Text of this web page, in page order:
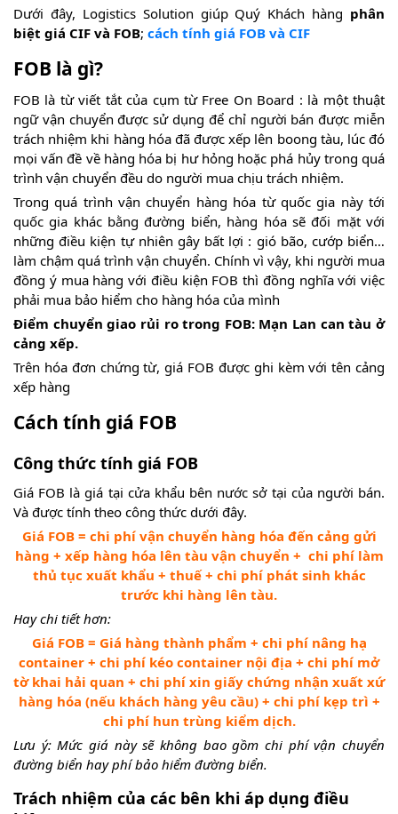
Dưới đây, Logistics Solution giúp Quý Khách hàng phân
biệt giá CIF và FOB; cách tính giá FOB và CIF
FOB là gì?
FOB là từ viết tắt của cụm từ Free On Board : là một thuật
ngữ vận chuyển được sử dụng để chỉ người bán được miễn
trách nhiệm khi hàng hóa đã được xếp lên boong tàu, lúc đó
mọi vấn đề về hàng hóa bị hư hỏng hoặc phá hủy trong quá
trình vận chuyển đều do người mua chịu trách nhiệm.
Trong quá trình vận chuyển hàng hóa từ quốc gia này tới
quốc gia khác bằng đường biển, hàng hóa sẽ đối mặt với
những điều kiện tự nhiên gây bất lợi : gió bão, cướp biển…
làm chậm quá trình vận chuyển. Chính vì vậy, khi người mua
đồng ý mua hàng với điều kiện FOB thì đồng nghĩa với việc
phải mua bảo hiểm cho hàng hóa của mình
Điểm chuyển giao rủi ro trong FOB: Mạn Lan can tàu ở
cảng xếp.
Trên hóa đơn chứng từ, giá FOB được ghi kèm với tên cảng
xếp hàng
Cách tính giá FOB
Công thức tính giá FOB
Giá FOB là giá tại cửa khẩu bên nước sở tại của người bán.
Và được tính theo công thức dưới đây.
Giá FOB = chi phí vận chuyển hàng hóa đến cảng gửi
hàng + xếp hàng hóa lên tàu vận chuyển + chi phí làm
thủ tục xuất khẩu + thuế + chi phí phát sinh khác
trước khi hàng lên tàu.
Hay chi tiết hơn:
Giá FOB = Giá hàng thành phẩm + chi phí nâng hạ
container + chi phí kéo container nội địa + chi phí mở
tờ khai hải quan + chi phí xin giấy chứng nhận xuất xứ
hàng hóa (nếu khách hàng yêu cầu) + chi phí kẹp trì +
chi phí hun trùng kiểm dịch.
Lưu ý: Mức giá này sẽ không bao gồm chi phí vận chuyển
đường biển hay phí bảo hiểm đường biển.
Trách nhiệm của các bên khi áp dụng điều